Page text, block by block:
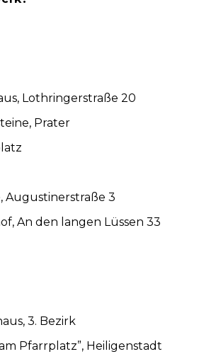
Lothringerstraße 20
Prater
Augustinerstraße 3
An den langen Lüssen 33
3. Bezirk
Pfarrplatz”, Heiligenstadt